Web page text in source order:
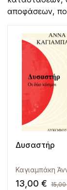
αποφάσεων,
Δυσαστήρ
Καγιαμπάκη
13,00 € 15,00